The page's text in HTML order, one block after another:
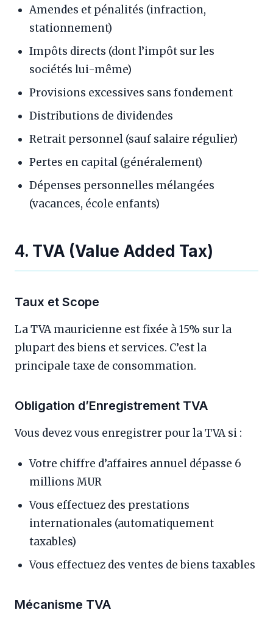
Amendes et pénalités (infraction,
stationnement)
Impôts directs (dont l’impôt sur les
sociétés lui-même)
Provisions excessives sans fondement
Distributions de dividendes
Retrait personnel (sauf salaire régulier)
Pertes en capital (généralement)
Dépenses personnelles mélangées
(vacances, école enfants)
4. TVA (Value Added Tax)
Taux et Scope
La TVA mauricienne est fixée à 15% sur la
plupart des biens et services. C’est la
principale taxe de consommation.
Obligation d’Enregistrement TVA
Vous devez vous enregistrer pour la TVA si :
Votre chiffre d’affaires annuel dépasse 6
millions MUR
Vous effectuez des prestations
internationales (automatiquement
taxables)
Vous effectuez des ventes de biens taxables
Mécanisme TVA